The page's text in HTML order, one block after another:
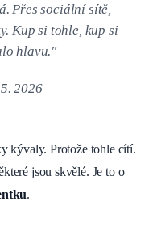
Přes sociální sítě,
Kup si tohle, kup si
hlavu."
2026
kývaly. Protože tohle cítí.
jsou skvělé. Je to o
.